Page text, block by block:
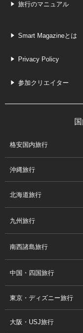
旅行のマニュアル
Smart Magazineとは
Privacy Policy
参加クリエイター
格安国内旅行
沖縄旅行
北海道旅行
九州旅行
南西諸島旅行
中国・四国旅行
東京・ディズニー旅行
大阪・USJ旅行